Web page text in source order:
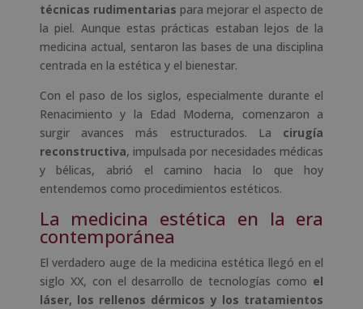
técnicas rudimentarias para mejorar el aspecto de
la piel. Aunque estas prácticas estaban lejos de la
medicina actual, sentaron las bases de una disciplina
centrada en la estética y el bienestar.
Con el paso de los siglos, especialmente durante el
Renacimiento y la Edad Moderna, comenzaron a
surgir avances más estructurados. La cirugía
reconstructiva, impulsada por necesidades médicas
y bélicas, abrió el camino hacia lo que hoy
entendemos como procedimientos estéticos.
La medicina estética en la era
contemporánea
El verdadero auge de la medicina estética llegó en el
siglo XX, con el desarrollo de tecnologías como el
láser, los rellenos dérmicos y los tratamientos